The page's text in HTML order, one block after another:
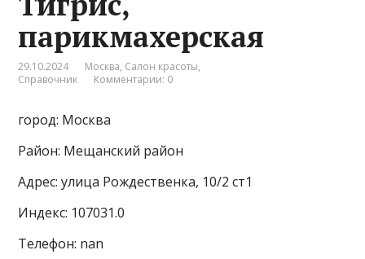
парикмахерская
29.10.2024 Москва, Салон красоты,
Справочник
Комментарии: 0
город: Москва
Район: Мещанский район
Адрес: улица Рождественка, 10/2 ст1
Индекс: 107031.0
Телефон: nan